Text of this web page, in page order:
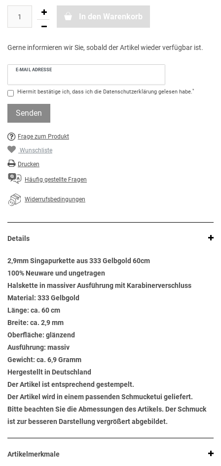
In den Warenkorb
Gerne informieren wir Sie, sobald der Artikel wieder verfügbar ist.
E-MAIL ADRESSE
Hiermit bestätige ich, dass ich die Daten­schutz­erklärung gelesen habe.*
Senden
Frage zum Produkt
Wunschliste
Drucken
Häufig gestellte Fragen
Widerrufsbedingungen
Details
2,9mm Singapurkette aus 333 Gelbgold 60cm
100% Neuware und ungetragen
Halskette in massiver Ausführung mit Karabinerverschluss
Material: 333 Gelbgold
Länge: ca. 60 cm
Breite: ca. 2,9 mm
Oberfläche: glänzend
Ausführung: massiv
Gewicht: ca. 6,9 Gramm
Hergestellt in Deutschland
Der Artikel ist entsprechend gestempelt.
Der Artikel wird in einem passenden Schmucketui geliefert.
Bitte beachten Sie die Abmessungen des Artikels. Der Schmuck
ist zur besseren Darstellung vergrößert abgebildet.
Artikelmerkmale